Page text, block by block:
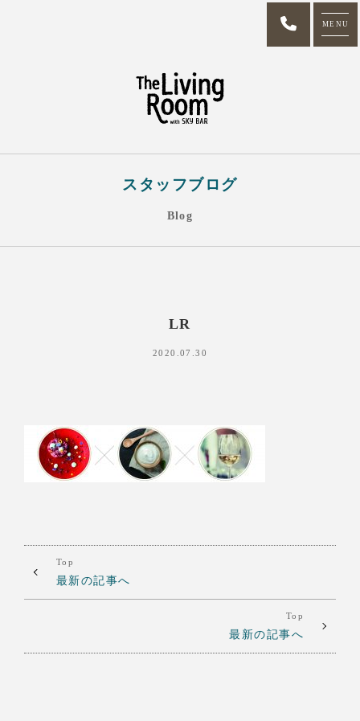
MENU
スタッフブログ
Blog
LR
2020.07.30
Top
最新の記事へ
Top
最新の記事へ